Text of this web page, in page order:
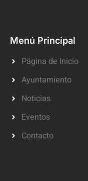
Menú Principal
Página de Inicio
Ayuntamiento
Noticias
Eventos
Contacto